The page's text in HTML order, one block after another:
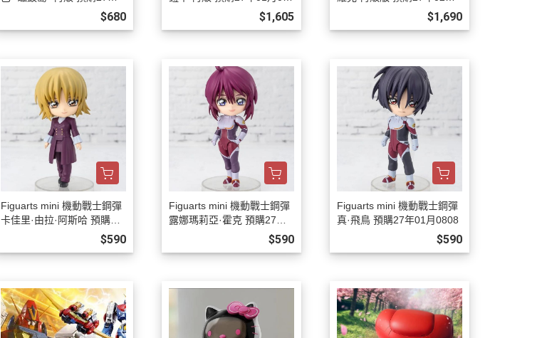
$680 $1,605 $1,690
Figuarts mini 機動戰士鋼彈
卡佳里·由拉·阿斯哈 預購27
$590
Figuarts mini 機動戰士鋼彈
露娜瑪莉亞·霍克 預購27年0
$590
Figuarts mini 機動戰士鋼彈
真·飛鳥 預購27年01月0808
$590